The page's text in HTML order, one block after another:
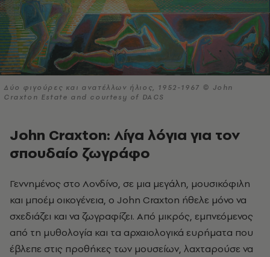
Δύο φιγούρες και ανατέλλων ήλιος, 1952-1967 © John
Craxton Estate and courtesy of DACS
John Craxton: Λίγα λόγια για τον
σπουδαίο ζωγράφο
Γεννημένος στο Λονδίνο, σε μια μεγάλη, μουσικόφιλη
και μποέμ οικογένεια, ο John Craxton ήθελε μόνο να
σχεδιάζει και να ζωγραφίζει. Από μικρός, εμπνεόμενος
από τη μυθολογία και τα αρχαιολογικά ευρήματα που
έβλεπε στις προθήκες των μουσείων, λαχταρούσε να